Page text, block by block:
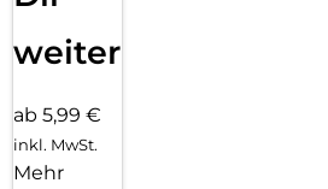
weiter
ab 5,99 €
inkl. MwSt.
Mehr